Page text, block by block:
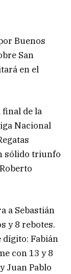
Buenos
San
en el
de la
Nacional
sólido triunfo
a Sebastián
y 8 rebotes.
Fabián
con 13 y 8
Juan Pablo